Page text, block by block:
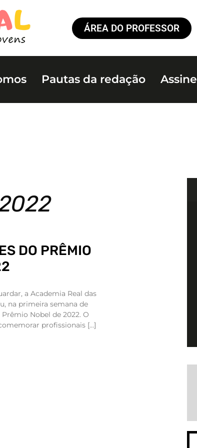
ÁREA DO PROFESSOR
Pautas da redação Assine
DO PRÊMIO
a Academia Real das
na primeira semana de
Nobel de 2022. O
profissionais […]